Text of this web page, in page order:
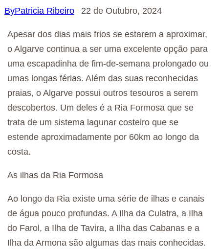
ByPatricia Ribeiro 22 de Outubro, 2024
Apesar dos dias mais frios se estarem a aproximar,
o Algarve continua a ser uma excelente opção para
uma escapadinha de fim-de-semana prolongado ou
umas longas férias. Além das suas reconhecidas
praias, o Algarve possui outros tesouros a serem
descobertos. Um deles é a Ria Formosa que se
trata de um sistema lagunar costeiro que se
estende aproximadamente por 60km ao longo da
costa.
As ilhas da Ria Formosa
Ao longo da Ria existe uma série de ilhas e canais
de água pouco profundas. A Ilha da Culatra, a Ilha
do Farol, a Ilha de Tavira, a Ilha das Cabanas e a
Ilha da Armona são algumas das mais conhecidas.